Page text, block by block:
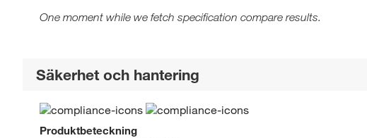
One moment while we fetch specification compare results.
Säkerhet och hantering
Produktbeteckning